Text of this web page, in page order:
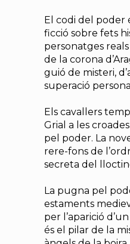
El codi del poder
ficció sobre fets
personatges
de la corona
guió de misteri,
superació
Els cavallers
Grial a les
pel poder. La
rere-fons de
secreta del
La pugna pel
estaments
per l’aparició
és el pilar de la